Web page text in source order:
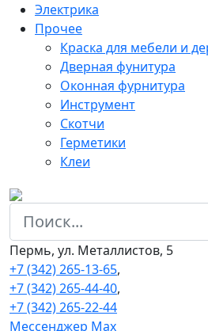
Электрика
Прочее
Краска для мебели и
Дверная фунитура
Оконная фурнитура
Инструмент
Скотчи
Герметики
Клеи
Пермь, ул. Металлистов, 5
+7 (342) 265-13-65,
+7 (342) 265-44-40,
+7 (342) 265-22-44
Мессенджер Мах